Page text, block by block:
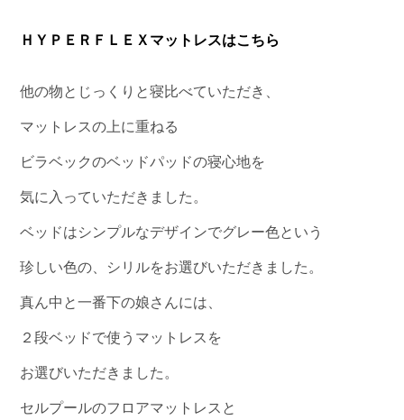
ＨＹＰＥＲＦＬＥＸマットレスはこちら
他の物とじっくりと寝比べていただき、
マットレスの上に重ねる
ビラベックのベッドパッドの寝心地を
気に入っていただきました。
ベッドはシンプルなデザインでグレー色という
珍しい色の、シリルをお選びいただきました。
真ん中と一番下の娘さんには、
２段ベッドで使うマットレスを
お選びいただきました。
セルプールのフロアマットレスと